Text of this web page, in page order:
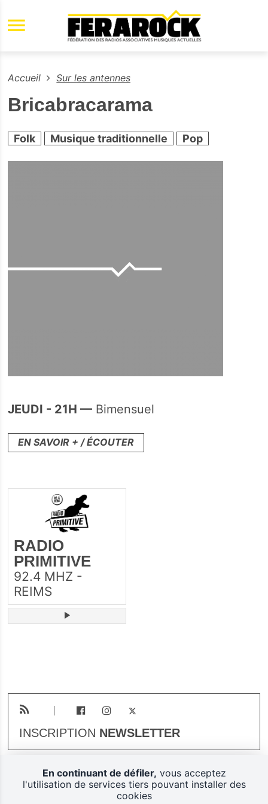
Aller au contenu principal
Accueil Sur les antennes
Bricabracarama
Folk Musique traditionnelle Pop
JEUDI - 21H — Bimensuel
EN SAVOIR + / ÉCOUTER
RADIO
PRIMITIVE
92.4 MHZ -
REIMS
INSCRIPTION NEWSLETTER
Plan du site
Mentions légales
En continuant de défiler, vous acceptez
l'utilisation de services tiers pouvant installer des
cookies